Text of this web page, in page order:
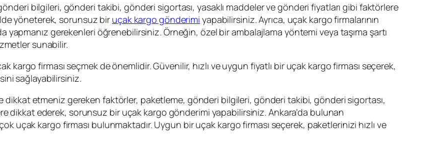
bilgileri, gönderi takibi, gönderi sigortası, yasaklı maddeler ve gönderi fiyatları gibi faktörlere
yöneterek, sorunsuz bir uçak kargo gönderimi yapabilirsiniz. Ayrıca, uçak kargo firmalarının
yapmanız gerekenleri öğrenebilirsiniz. Örneğin, özel bir ambalajlama yöntemi veya taşıma şartı
sunabilir.
kargo firması seçmek de önemlidir. Güvenilir, hızlı ve uygun fiyatlı bir uçak kargo firması seçerek,
sağlayabilirsiniz.
etmeniz gereken faktörler, paketleme, gönderi bilgileri, gönderi takibi, gönderi sigortası,
dikkat ederek, sorunsuz bir uçak kargo gönderimi yapabilirsiniz. Ankara’da bulunan
uçak kargo firması bulunmaktadır. Uygun bir uçak kargo firması seçerek, paketlerinizi hızlı ve